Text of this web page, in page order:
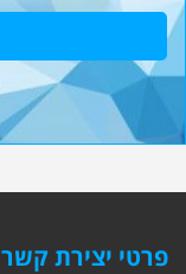
פרטי יצירת קשר